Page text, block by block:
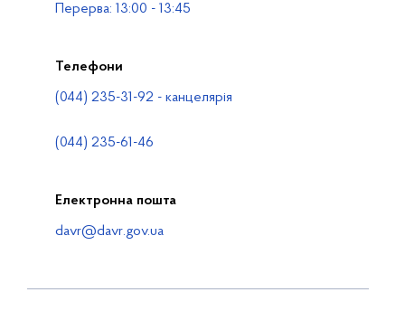
Перерва: 13:00 - 13:45
Телефони
(044) 235-31-92 - канцелярія
(044) 235-61-46
Електронна пошта
davr@davr.gov.ua